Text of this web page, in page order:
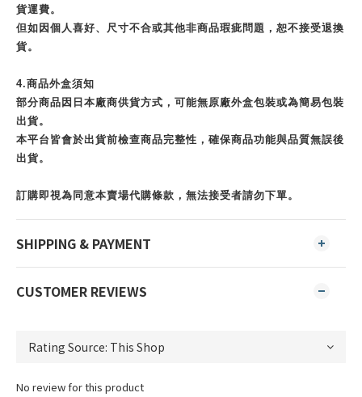
貨運費。
但如因個人喜好、尺寸不合或其他非商品瑕疵問題，恕不接受退換
貨。
4.商品外盒須知
部分商品因日本廠商供貨方式，可能無原廠外盒包裝或為簡易包裝
出貨。
本平台皆會於出貨前檢查商品完整性，確保商品功能與品質無誤後
出貨。
訂購即視為同意本賣場代購條款，無法接受者請勿下單。
SHIPPING & PAYMENT
CUSTOMER REVIEWS
No review for this product